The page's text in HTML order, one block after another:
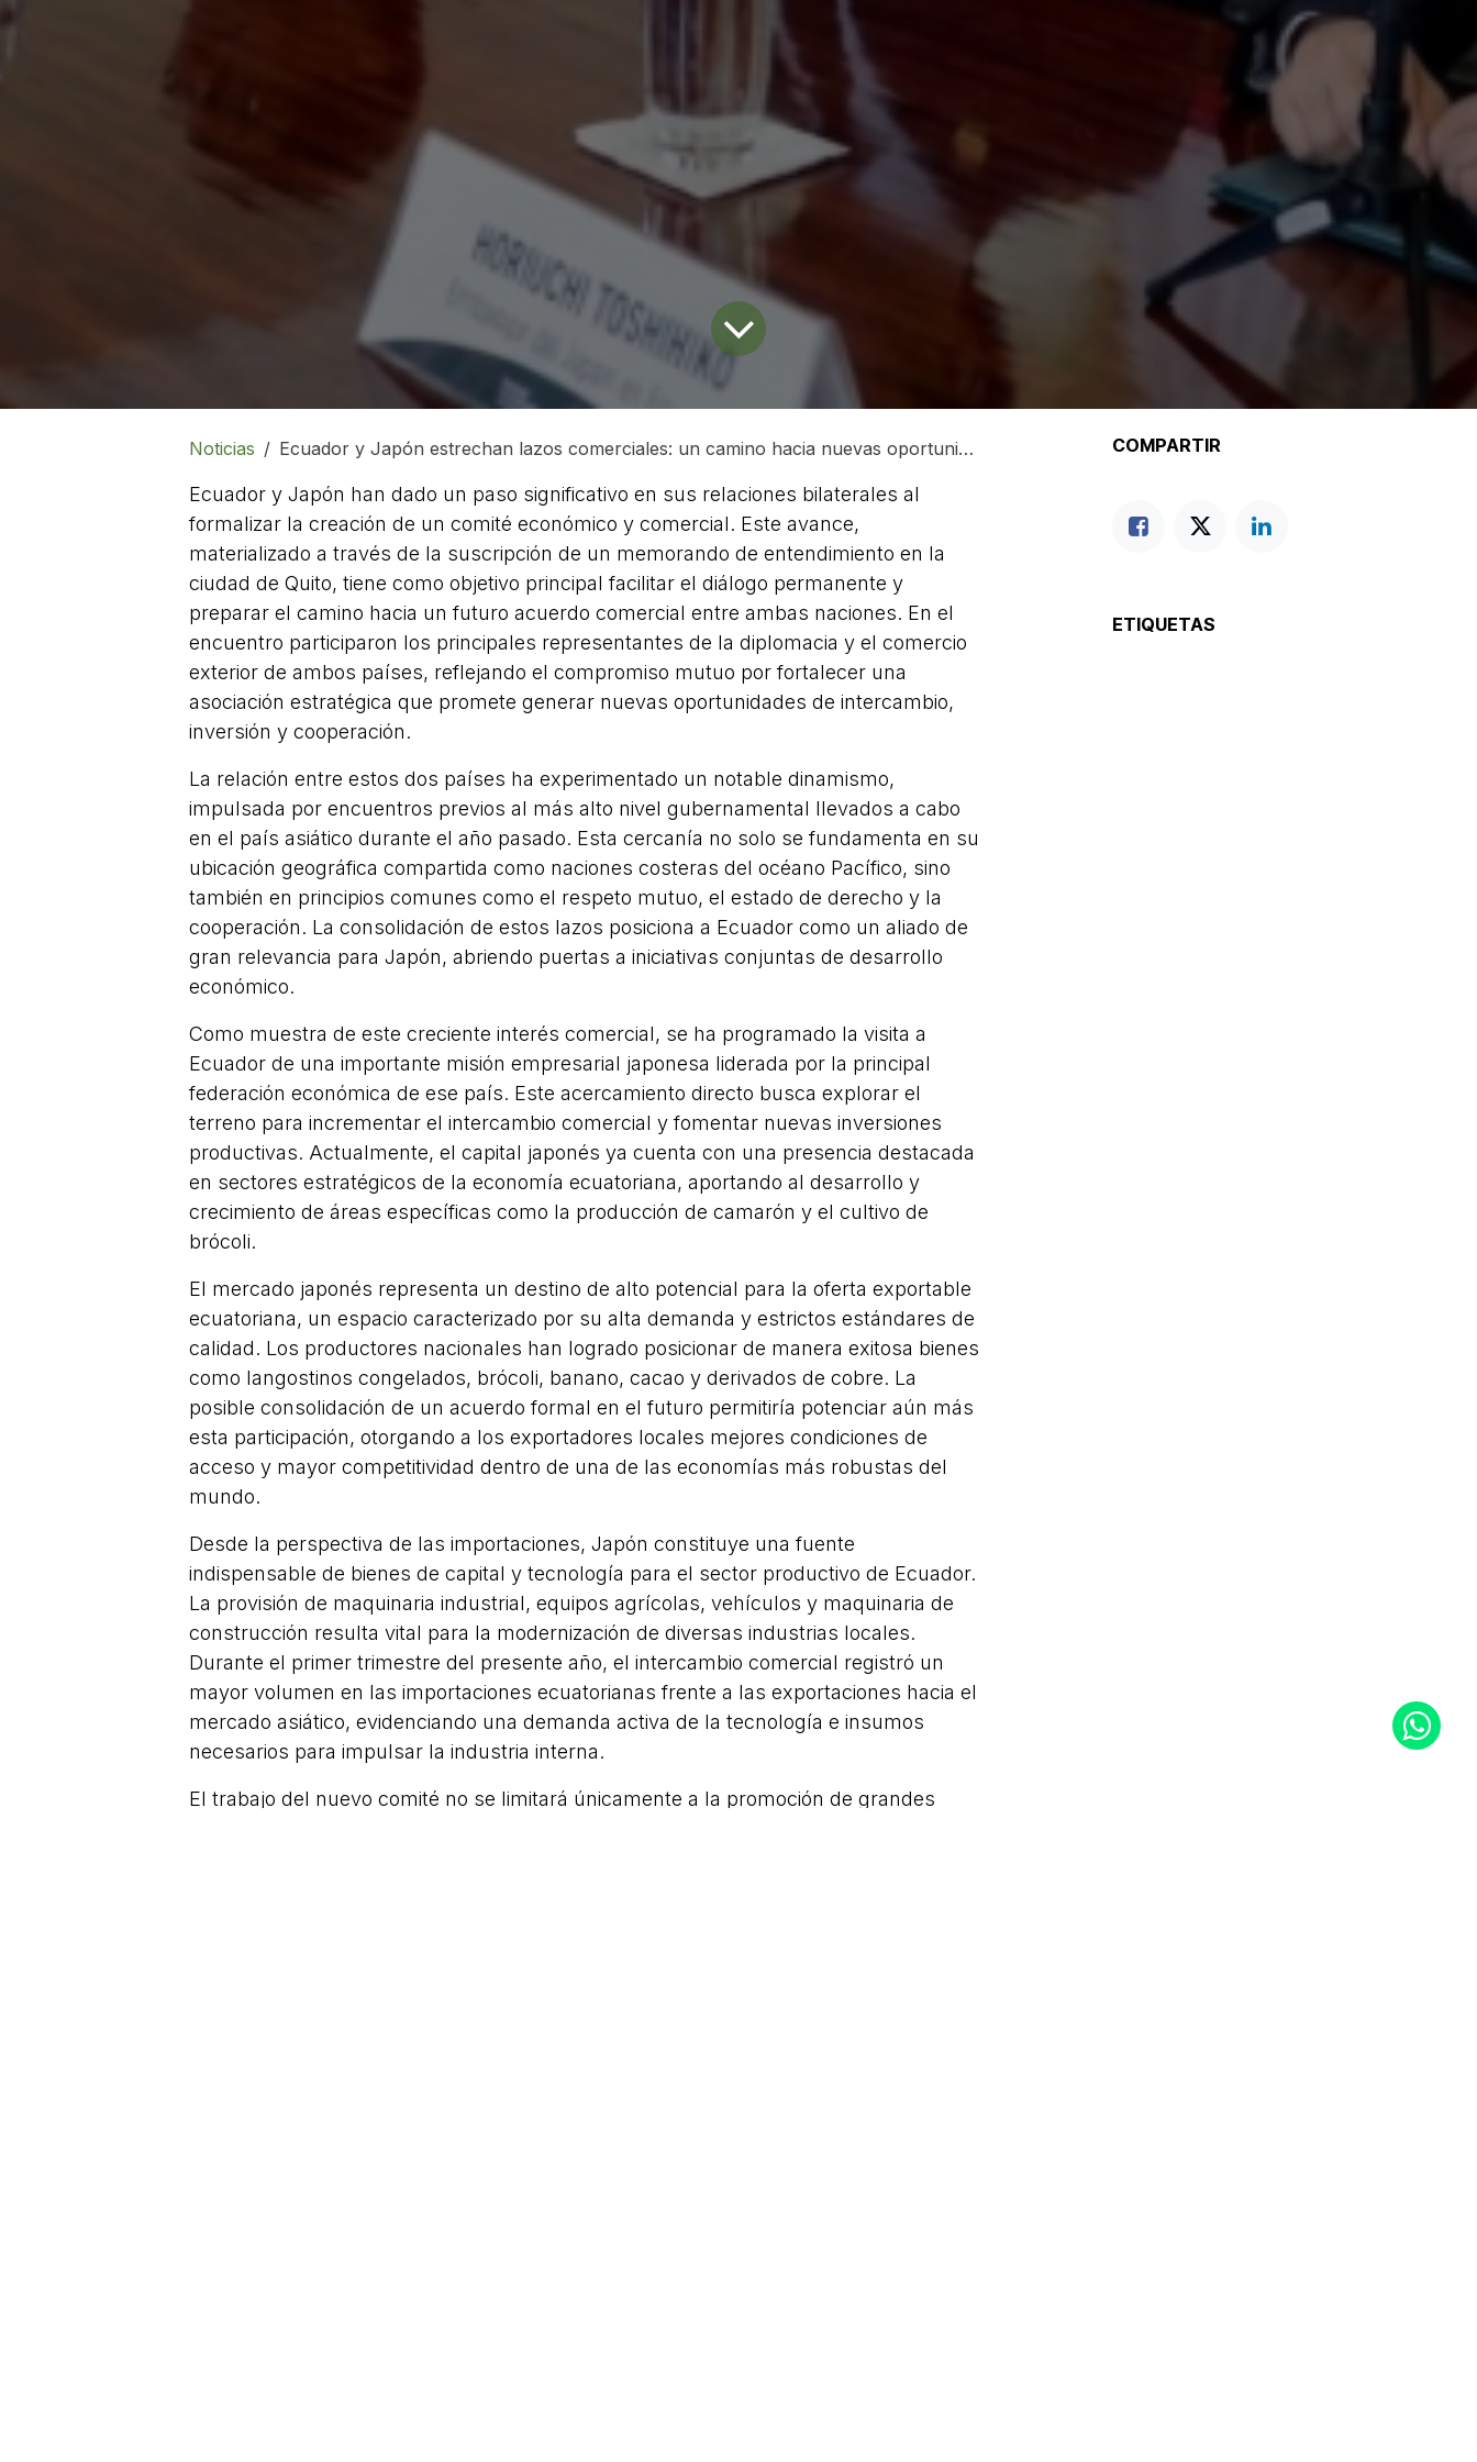
Noticias Ecuador y Japón estrechan lazos comerciales: un camino hacia nuevas oportunidades económicas
Ecuador y Japón han dado un paso significativo en sus relaciones bilaterales al
formalizar la creación de un comité económico y comercial. Este avance,
materializado a través de la suscripción de un memorando de entendimiento en la
ciudad de Quito, tiene como objetivo principal facilitar el diálogo permanente y
preparar el camino hacia un futuro acuerdo comercial entre ambas naciones. En el
encuentro participaron los principales representantes de la diplomacia y el comercio
exterior de ambos países, reflejando el compromiso mutuo por fortalecer una
asociación estratégica que promete generar nuevas oportunidades de intercambio,
inversión y cooperación.
La relación entre estos dos países ha experimentado un notable dinamismo,
impulsada por encuentros previos al más alto nivel gubernamental llevados a cabo
en el país asiático durante el año pasado. Esta cercanía no solo se fundamenta en su
ubicación geográfica compartida como naciones costeras del océano Pacífico, sino
también en principios comunes como el respeto mutuo, el estado de derecho y la
cooperación. La consolidación de estos lazos posiciona a Ecuador como un aliado de
gran relevancia para Japón, abriendo puertas a iniciativas conjuntas de desarrollo
económico.
Como muestra de este creciente interés comercial, se ha programado la visita a
Ecuador de una importante misión empresarial japonesa liderada por la principal
federación económica de ese país. Este acercamiento directo busca explorar el
terreno para incrementar el intercambio comercial y fomentar nuevas inversiones
productivas. Actualmente, el capital japonés ya cuenta con una presencia destacada
en sectores estratégicos de la economía ecuatoriana, aportando al desarrollo y
crecimiento de áreas específicas como la producción de camarón y el cultivo de
brócoli.
El mercado japonés representa un destino de alto potencial para la oferta exportable
ecuatoriana, un espacio caracterizado por su alta demanda y estrictos estándares de
calidad. Los productores nacionales han logrado posicionar de manera exitosa bienes
como langostinos congelados, brócoli, banano, cacao y derivados de cobre. La
posible consolidación de un acuerdo formal en el futuro permitiría potenciar aún más
esta participación, otorgando a los exportadores locales mejores condiciones de
acceso y mayor competitividad dentro de una de las economías más robustas del
mundo.
Desde la perspectiva de las importaciones, Japón constituye una fuente
indispensable de bienes de capital y tecnología para el sector productivo de Ecuador.
La provisión de maquinaria industrial, equipos agrícolas, vehículos y maquinaria de
construcción resulta vital para la modernización de diversas industrias locales.
Durante el primer trimestre del presente año, el intercambio comercial registró un
mayor volumen en las importaciones ecuatorianas frente a las exportaciones hacia el
mercado asiático, evidenciando una demanda activa de la tecnología e insumos
necesarios para impulsar la industria interna.
El trabajo del nuevo comité no se limitará únicamente a la promoción de grandes
COMPARTIR
ETIQUETAS